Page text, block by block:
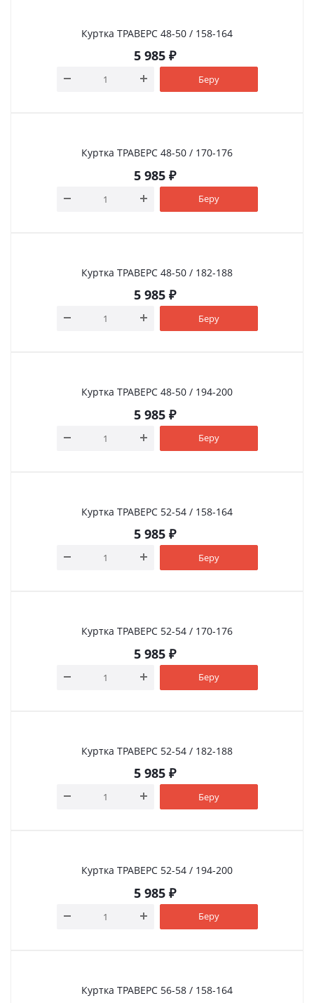
Куртка ТРАВЕРС 48-50 / 158-164
5 985₽
Беру
Куртка ТРАВЕРС 48-50 / 170-176
5 985₽
Беру
Куртка ТРАВЕРС 48-50 / 182-188
5 985₽
Беру
Куртка ТРАВЕРС 48-50 / 194-200
5 985₽
Беру
Куртка ТРАВЕРС 52-54 / 158-164
5 985₽
Беру
Куртка ТРАВЕРС 52-54 / 170-176
5 985₽
Беру
Куртка ТРАВЕРС 52-54 / 182-188
5 985₽
Беру
Куртка ТРАВЕРС 52-54 / 194-200
5 985₽
Беру
Куртка ТРАВЕРС 56-58 / 158-164